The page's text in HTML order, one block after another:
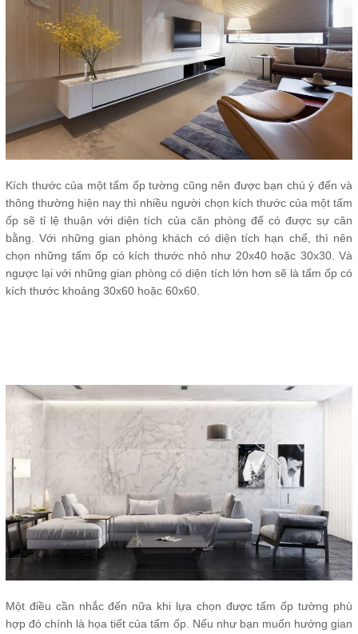
Kích thước của một tấm ốp tường cũng nên được bạn chú ý đến và
thông thường hiện nay thì nhiều người chọn kích thước của một tấm
ốp sẽ tỉ lệ thuận với diện tích của căn phòng để có được sự cân
bằng. Với những gian phòng khách có diện tích hạn chế, thì nên
chọn những tấm ốp có kích thước nhỏ như 20x40 hoặc 30x30. Và
ngược lại với những gian phòng có diện tích lớn hơn sẽ là tấm ốp có
kích thước khoảng 30x60 hoặc 60x60.
Một điều cần nhắc đến nữa khi lựa chọn được tấm ốp tường phù
hợp đó chính là họa tiết của tấm ốp. Nếu như bạn muốn hướng gian